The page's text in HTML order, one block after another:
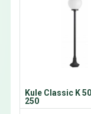
Kule Classic K
250